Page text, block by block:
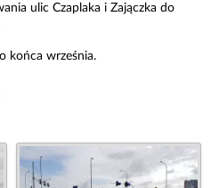
ulic Czaplaka i Zajączka do
końca września.